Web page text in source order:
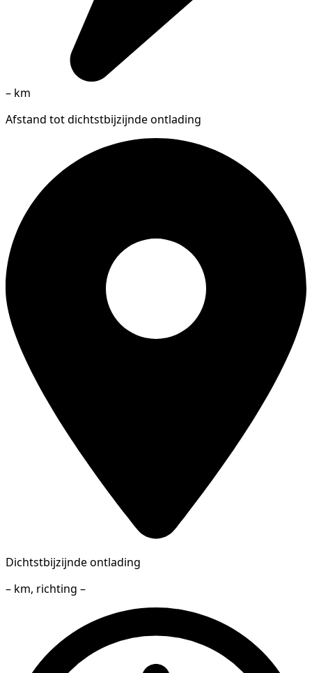
– km
Afstand tot dichtstbijzijnde ontlading
Dichtstbijzijnde ontlading
– km, richting –